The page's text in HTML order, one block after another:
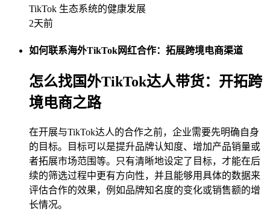
TikTok 生态系统的健康发展
2天前
如何联系海外TikTok网红合作：拓展跨境电商渠道
怎么找国外TikTok达人带货：开拓跨
境电商之路
在开展与TikTok达人的合作之前，企业需要先明确自身
的目标。目标可以是提升品牌认知度、增加产品销量或
者拓展市场范围等。只有清晰地设定了目标，才能在后
续的筛选过程中更有方向性，并且能够用具体的数据来
评估合作的效果，例如品牌知名度的变化或销售额的增
长情况。